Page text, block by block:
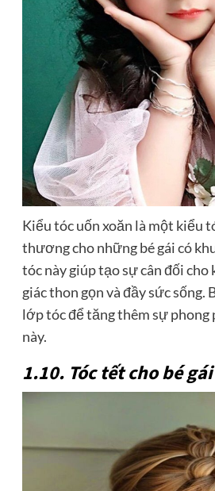
Kiểu tóc uốn xoăn là một kiểu
thương cho những bé gái có
tóc này giúp tạo sự cân đối
giác thon gọn và đầy sức sống.
lớp tóc để tăng thêm sự phong
này.
1.10. Tóc tết cho bé